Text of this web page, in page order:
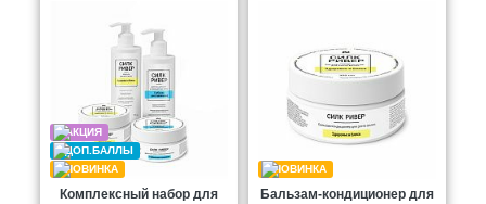
Комплексный набор для
Бальзам-кондиционер для